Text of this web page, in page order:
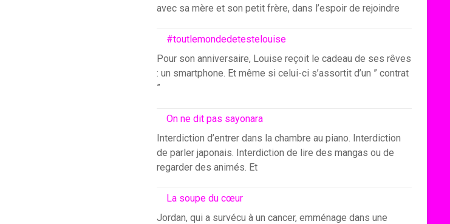
avec sa mère et son petit frère, dans l’espoir de rejoindre
#toutlemondedetestelouise
Pour son anniversaire, Louise reçoit le cadeau de ses rêves
: un smartphone. Et même si celui-ci s’assortit d’un ” contrat
”
On ne dit pas sayonara
Interdiction d’entrer dans la chambre au piano. Interdiction
de parler japonais. Interdiction de lire des mangas ou de
regarder des animés. Et
La soupe du cœur
Jordan, qui a survécu à un cancer, emménage dans une